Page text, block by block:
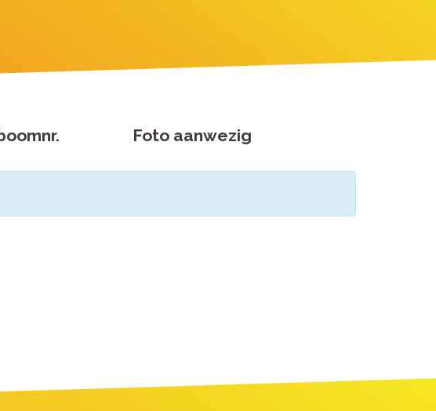
Foto aanwezig